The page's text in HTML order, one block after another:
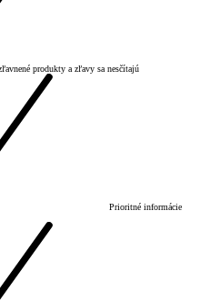
produkty a zľavy sa nesčítajú
Prioritné informácie